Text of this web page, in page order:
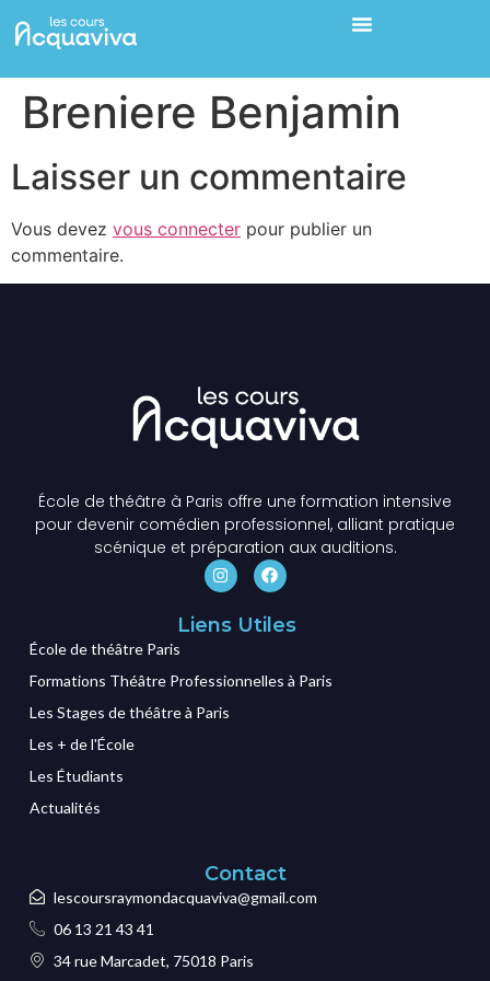
Breniere Benjamin
Laisser un commentaire
Vous devez vous connecter pour publier un
commentaire.
École de théâtre à Paris offre une formation intensive
pour devenir comédien professionnel, alliant pratique
scénique et préparation aux auditions.
Liens Utiles
École de théâtre Paris
Formations Théâtre Professionnelles à Paris
Les Stages de théâtre à Paris
Les + de l'École
Les Étudiants
Actualités
Contact
lescoursraymondacquaviva@gmail.com
06 13 21 43 41
34 rue Marcadet, 75018 Paris